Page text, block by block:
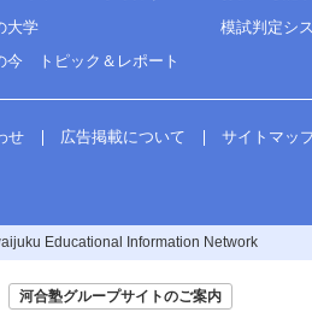
大学
今 トピック＆レポート
模試判定シ
せ 広告掲載について サイトマッ
Educational Information Network
河合塾グループサイトのご案内